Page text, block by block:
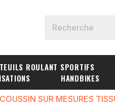
ROULANT SPORTIFS
HANDBIKES
SUR MESURES